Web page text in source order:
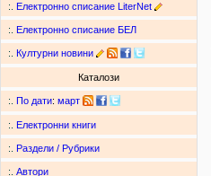
:. Електронно списание LiterNet
:. Електронно списание БЕЛ
:. Културни новини
Каталози
:. По дати: март
:. Електронни книги
:. Раздели / Рубрики
:. Автори